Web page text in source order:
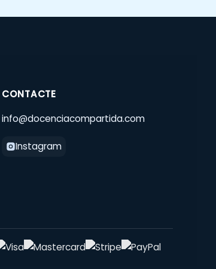
CONTACTE
info@docenciacompartida.com
Instagram